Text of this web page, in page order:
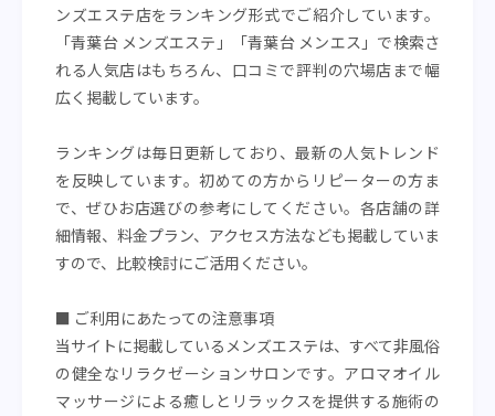
ンズエステ店をランキング形式でご紹介しています。
「青葉台 メンズエステ」「青葉台 メンエス」で検索さ
れる人気店はもちろん、口コミで評判の穴場店まで幅
広く掲載しています。
ランキングは毎日更新しており、最新の人気トレンド
を反映しています。初めての方からリピーターの方ま
で、ぜひお店選びの参考にしてください。各店舗の詳
細情報、料金プラン、アクセス方法なども掲載していま
すので、比較検討にご活用ください。
■ ご利用にあたっての注意事項
当サイトに掲載しているメンズエステは、すべて非風俗
の健全なリラクゼーションサロンです。アロマオイル
マッサージによる癒しとリラックスを提供する施術の